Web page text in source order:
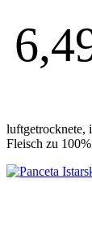
luftgetrocknete,
Fleisch zu